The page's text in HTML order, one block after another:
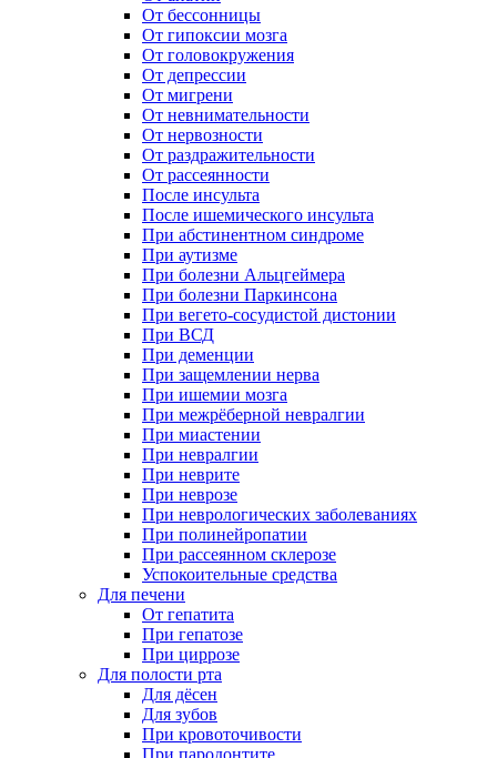
От бессонницы
От гипоксии мозга
От головокружения
От депрессии
От мигрени
От невнимательности
От нервозности
От раздражительности
От рассеянности
После инсульта
После ишемического инсульта
При абстинентном синдроме
При аутизме
При болезни Альцгеймера
При болезни Паркинсона
При вегето-сосудистой дистонии
При ВСД
При деменции
При защемлении нерва
При ишемии мозга
При межрёберной невралгии
При миастении
При невралгии
При неврите
При неврозе
При неврологических заболеваниях
При полинейропатии
При рассеянном склерозе
Успокоительные средства
Для печени
От гепатита
При гепатозе
При циррозе
Для полости рта
Для дёсен
Для зубов
При кровоточивости
При пародонтите